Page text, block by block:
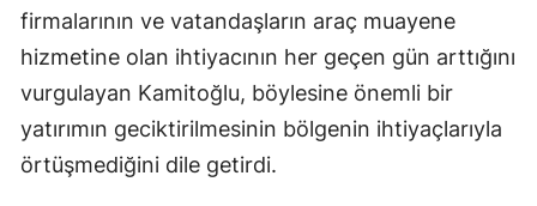
firmalarının ve vatandaşların araç muayene
hizmetine olan ihtiyacının her geçen gün arttığını
vurgulayan Kamitoğlu, böylesine önemli bir
yatırımın geciktirilmesinin bölgenin ihtiyaçlarıyla
örtüşmediğini dile getirdi.